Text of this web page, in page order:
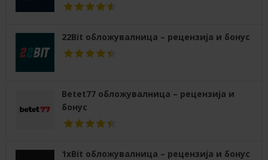
22Bit обложувалница – рецензија и бонус
Betet77 обложувалница – рецензија и
бонус
1xBit обложувалница – рецензија и бонус